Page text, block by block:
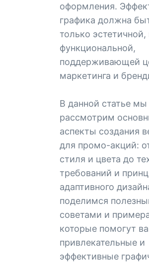
оформления.
графика должна
только эстетичной,
функциональной,
поддерживающей
маркетинга и
В данной статье мы
рассмотрим
аспекты создания
для промо-акций:
стиля и цвета до
требований и
адаптивного
поделимся
советами и
которые помогут
привлекательные и
эффективные